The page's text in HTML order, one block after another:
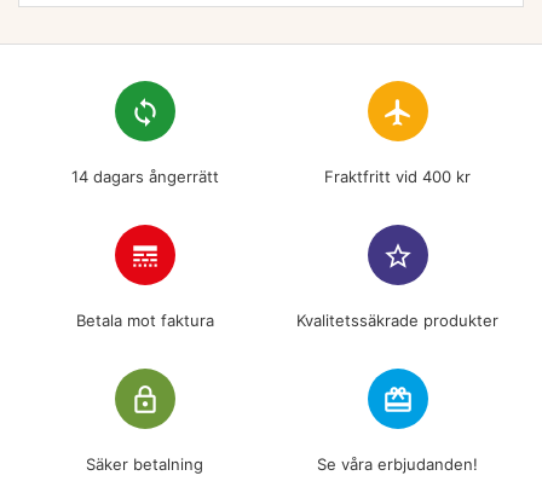
loop
14 dagars ångerrätt
flight
Fraktfritt vid 400 kr
line_style
Betala mot faktura
star_border
Kvalitetssäkrade produkter
lock_outline
Säker betalning
redeem
Se våra erbjudanden!